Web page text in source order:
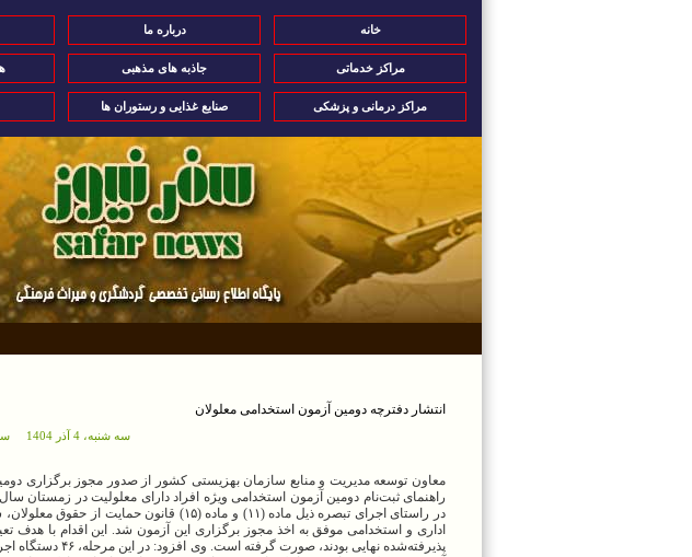
خانه درباره ما
مراکز خدماتی جاذبه های مذهبی
مراکز درمانی و پزشکی صنایع غذایی و رستوران ها
انتشار دفترچه دومین آزمون استخدامی معلولان
سه شنبه، 4 آذر 1404 ساعت: 10:52
معاون توسعه مدیریت و منابع سازمان بهزیستی کشور از صدور مجوز برگزاری
راهنمای ثبت‌نام دومین آزمون استخدامی ویژه افراد دارای معلولیت در زمستان
در راستای اجرای تبصره ذیل ماده (۱۱) و ماده
اداری و استخدامی موفق به اخذ مجوز برگزاری این آزمون شد. این اقدام با هدف
پذیرفته‌شده نهایی